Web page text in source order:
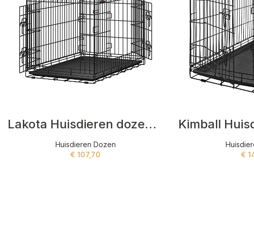
Lakota Huisdieren dozen Zwart
Huisdieren Dozen
€ 107,70
€